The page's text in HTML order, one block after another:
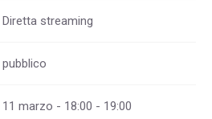
Diretta streaming
pubblico
11 marzo - 18:00 - 19:00